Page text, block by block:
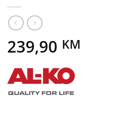
239,90 KM